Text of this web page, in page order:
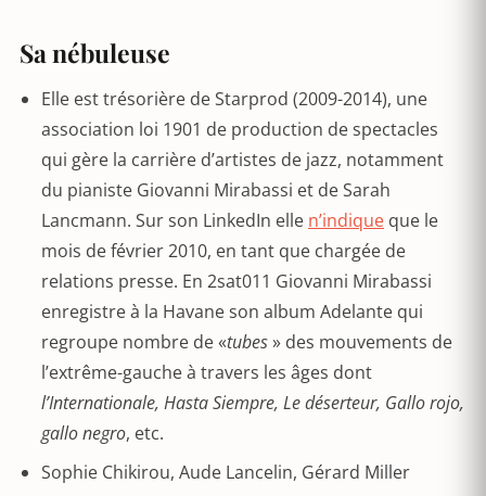
Sa nébuleuse
Elle est trésorière de Starprod (2009-2014), une
association loi 1901 de production de spectacles
qui gère la carrière d’artistes de jazz, notamment
du pianiste Giovanni Mirabassi et de Sarah
Lancmann. Sur son LinkedIn elle n’indique que le
mois de février 2010, en tant que chargée de
relations presse. En 2sat011 Giovanni Mirabassi
enregistre à la Havane son album Adelante qui
regroupe nombre de «tubes» des mouvements de
l’extrême-gauche à travers les âges dont
l’Internationale, Hasta Siempre, Le déserteur, Gallo rojo,
gallo negro, etc.
Sophie Chikirou, Aude Lancelin, Gérard Miller